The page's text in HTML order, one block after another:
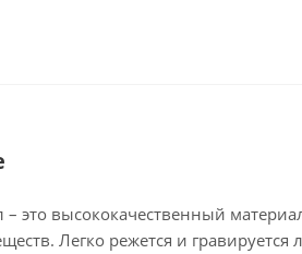
– это высококачественный
Легко режется и